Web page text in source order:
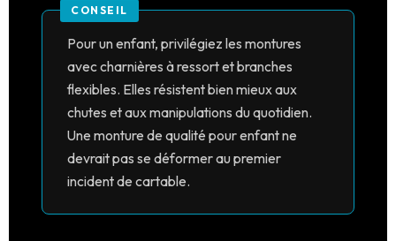
Pour un enfant, privilégiez les montures
avec charnières à ressort et branches
flexibles. Elles résistent bien mieux aux
chutes et aux manipulations du quotidien.
Une monture de qualité pour enfant ne
devrait pas se déformer au premier
incident de cartable.